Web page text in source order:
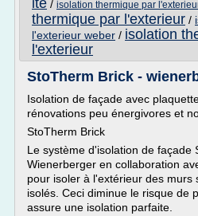
ite / isolation thermique par
thermique par l'exterieur /
l'exterieur weber / isolation
l'exterieur
StoTherm Brick -
Isolation de façade avec
rénovations peu énergivores et
StoTherm Brick
Le système d'isolation de façade
Wienerberger en collaboration
pour isoler à l'extérieur des murs
isolés. Ceci diminue le risque de
assure une isolation parfaite.